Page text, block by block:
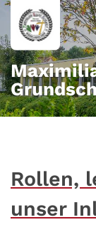
Zum Inhalt
Rollen,
unser